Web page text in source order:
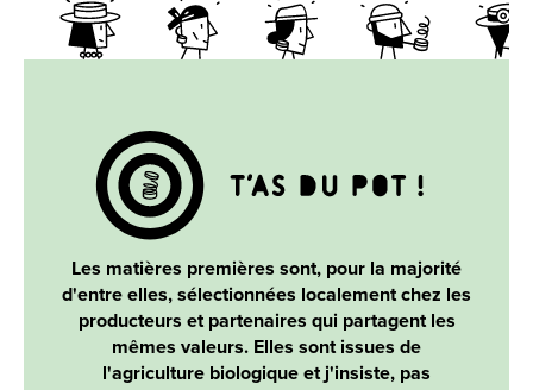
Les matières premières sont, pour la majorité
d'entre elles, sélectionnées localement chez les
producteurs et partenaires qui partagent les
mêmes valeurs. Elles sont issues de
l'agriculture biologique et j'insiste, pas